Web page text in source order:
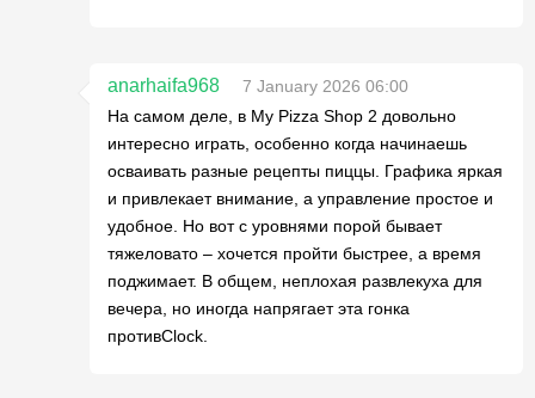
anarhaifa968
7 January 2026 06:00
На самом деле, в My Pizza Shop 2 довольно
интересно играть, особенно когда начинаешь
осваивать разные рецепты пиццы. Графика яркая
и привлекает внимание, а управление простое и
удобное. Но вот с уровнями порой бывает
тяжеловато – хочется пройти быстрее, а время
поджимает. В общем, неплохая развлекуха для
вечера, но иногда напрягает эта гонка
противClock.